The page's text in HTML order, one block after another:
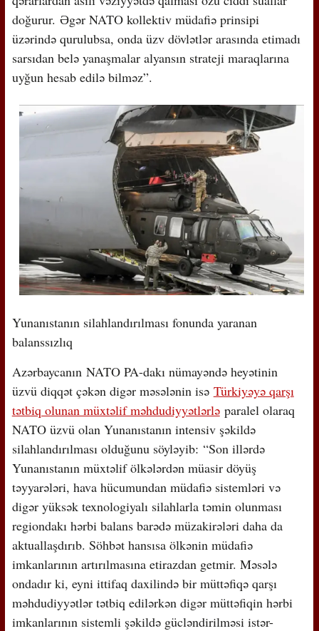
doğurur. Əgər NATO kollektiv müdafiə prinsipi
üzərində qurulubsa, onda üzv dövlətlər arasında etimadı
sarsıdan belə yanaşmalar alyansın strateji maraqlarına
uyğun hesab edilə bilməz”.
Yunanıstanın silahlandırılması fonunda yaranan
balanssızlıq
Azərbaycanın NATO PA-dakı nümayəndə heyətinin
üzvü diqqət çəkən digər məsələnin isə Türkiyəyə qarşı
tətbiq olunan müxtəlif məhdudiyyətlərləparalel olaraq
NATO üzvü olan Yunanıstanın intensiv şəkildə
silahlandırılması olduğunu söyləyib: “Son illərdə
Yunanıstanın müxtəlif ölkələrdən müasir döyüş
təyyarələri, hava hücumundan müdafiə sistemləri və
digər yüksək texnologiyalı silahlarla təmin olunması
regiondakı hərbi balans barədə müzakirələri daha da
aktuallaşdırıb. Söhbət hansısa ölkənin müdafiə
imkanlarının artırılmasına etirazdan getmir. Məsələ
ondadır ki, eyni ittifaq daxilində bir müttəfiqə qarşı
məhdudiyyətlər tətbiq edilərkən digər müttəfiqin hərbi
imkanlarının sistemli şəkildə gücləndirilməsi istər-